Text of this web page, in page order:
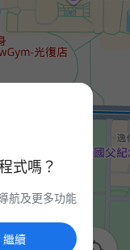
式嗎？
航及更多功能
繼續